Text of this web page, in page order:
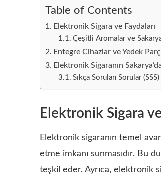
Table of Contents
Elektronik Sigara ve Faydaları
Çeşitli Aromalar ve
Entegre Cihazlar ve Yedek
Elektronik Sigaranın
Sıkça Sorulan Sorular (SSS)
Elektronik Sigara
Elektronik sigaranın temel
etme imkanı sunmasıdır. Bu
teşkil eder. Ayrıca, elektronik